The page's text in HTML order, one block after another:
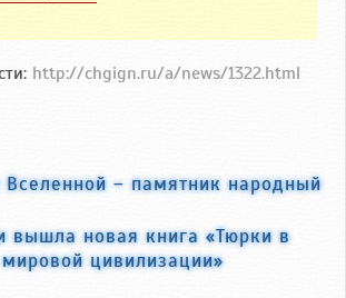
http://chgign.ru/a/news/1322.html
Вселенной – памятник народный
вышла новая книга «Тюрки в
цивилизации»